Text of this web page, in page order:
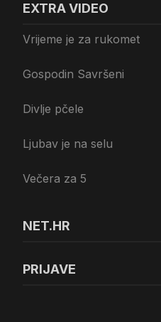
EXTRA VIDEO
Vrijeme je za rukomet
Gospodin Savršeni
Divlje pčele
Ljubav je na selu
Večera za 5
NET.HR
PRIJAVE